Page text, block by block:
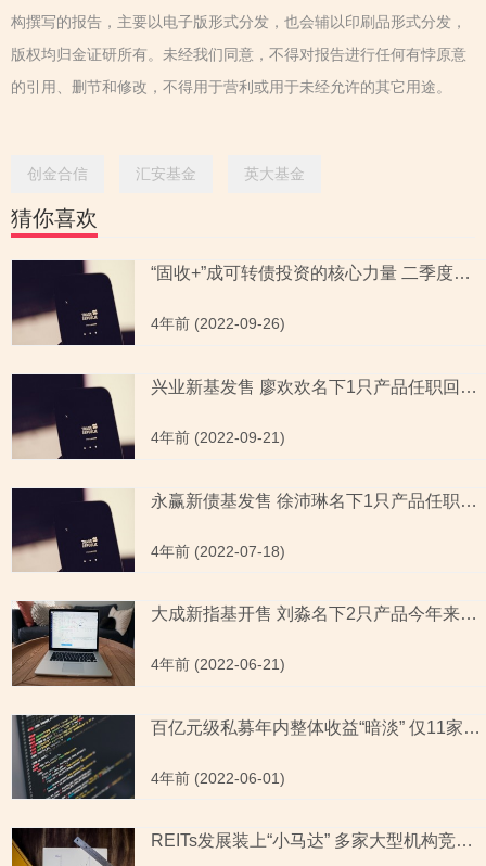
构撰写的报告，主要以电子版形式分发，也会辅以印刷品形式分发，
版权均归金证研所有。未经我们同意，不得对报告进行任何有悖原意
的引用、删节和修改，不得用于营利或用于未经允许的其它用途。
创金合信 汇安基金 英大基金
猜你喜欢
“固收+”成可转债投资的核心力量 二季度一级债基持有市值环比增幅近10%
4年前 (2022-09-26)
兴业新基发售 廖欢欢名下1只产品任职回报率跌破20%
4年前 (2022-09-21)
永赢新债基发售 徐沛琳名下1只产品任职回报率黯然失色
4年前 (2022-07-18)
大成新指基开售 刘淼名下2只产品今年来涨幅跑输同类平均
4年前 (2022-06-21)
百亿元级私募年内整体收益“暗淡” 仅11家实现正收益
4年前 (2022-06-01)
REITs发展装上“小马达” 多家大型机构竞争“上岗”